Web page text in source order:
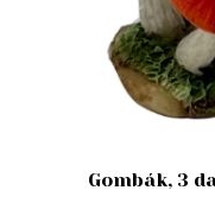
Gombák, 3